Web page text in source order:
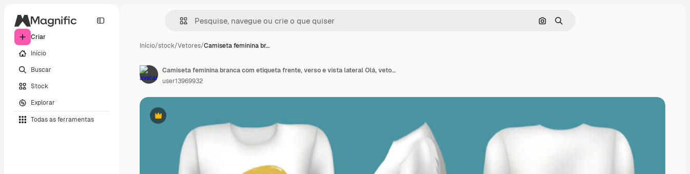
Criar
Início
Buscar
Stock
Explorar
Todas as ferramentas
Pesquisar por imagem
Buscar
Início/stock/Vetores/Camiseta feminina br…
Premium
Camiseta feminina branca com etiqueta frente, verso e vista lateral Olá, vetor de crachá de verão
user13969932